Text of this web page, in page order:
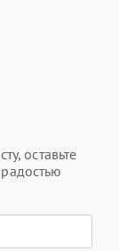
оставьте